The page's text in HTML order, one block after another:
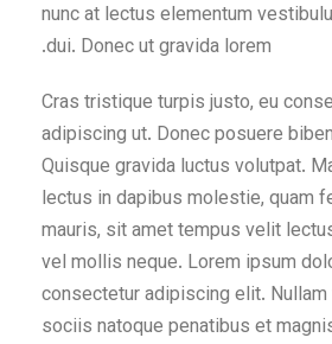
nunc at lectus elementum
dui. Donec ut gravida lorem.
Cras tristique turpis justo, eu
adipiscing ut. Donec posuere
Quisque gravida luctus volutpat.
lectus in dapibus molestie, quam
mauris, sit amet tempus velit
vel mollis neque. Lorem ipsum
consectetur adipiscing elit. Nullam
sociis natoque penatibus et